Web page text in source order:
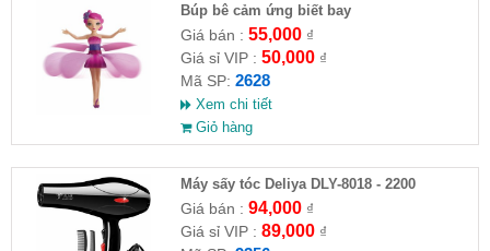
​Búp bê cảm ứng biết bay
Giá bán : 55,000₫
Giá sỉ VIP : 50,000₫
Mã SP: 2628
Xem chi tiết
Giỏ hàng
Máy sấy tóc Deliya DLY-8018 - 2200
Giá bán : 94,000₫
Giá sỉ VIP : 89,000₫